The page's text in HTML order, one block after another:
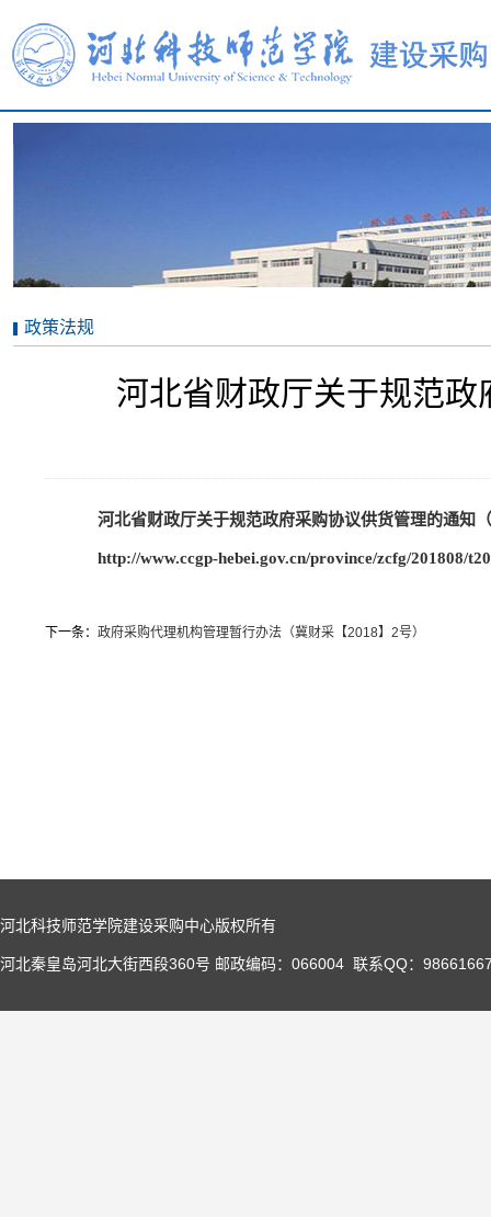
政策法规
河北省财政厅关于规范
河北省财政厅关于规范政府采购协议供货管理的通知
http://www.ccgp-hebei.gov.cn/province/zcfg/201808/
下一条： 政府采购代理机构管理暂行办法（冀财采【2018】2号）
河北科技师范学院建设采购中心版权所有
河北秦皇岛河北大街西段360号 邮政编码：066004 联系QQ：